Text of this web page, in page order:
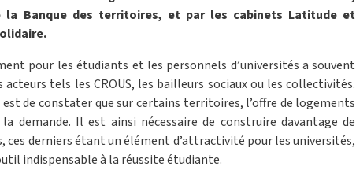
la Banque des territoires, et par les cabinets Latitude et
pour les étudiants et les personnels d’universités a souvent
acteurs tels les CROUS, les bailleurs sociaux ou les collectivités.
est de constater que sur certains territoires, l’offre de logements
demande. Il est ainsi nécessaire de construire davantage de
ces derniers étant un élément d’attractivité pour les universités,
indispensable à la réussite étudiante.